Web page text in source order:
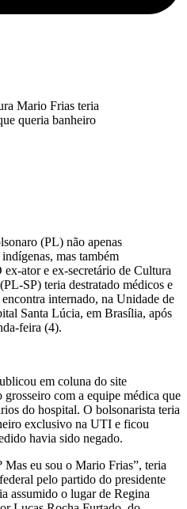
Mario Frias teria
queria banheiro
(PL) não apenas
mas também
ex-ator e ex-secretário de Cultura
SP) teria destratado médicos e
internado, na Unidade de
Santa Lúcia, em Brasília, após
feira (4).
em coluna do site
com a equipe médica que
do hospital. O bolsonarista teria
exclusivo na UTI e ficou
havia sido negado.
Mas eu sou o Mario Frias”, teria
pelo partido do presidente
assumido o lugar de Regina